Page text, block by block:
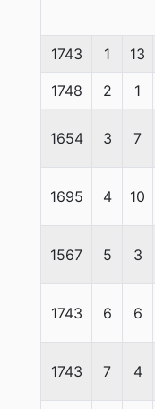
1743 1 13
1748 2 1
1654 3 7
1695 4 10
1567 5 3
1743 6 6
1743 7 4